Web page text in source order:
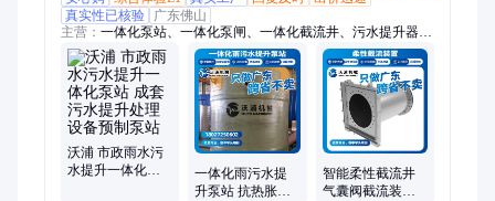
真实性已核验
广东佛山
主营： 一体化泵站、一体化泵闸、一体化截流井、污水提升器、
液压堰门、污水处理、智能防倒灌器、调蓄池设备、粉碎性格栅
机、闸门、排涝泵站、一体化供水泵站
沃浦 市政雨水污
水提升一体化泵
一体化雨污水提
升泵站 抗热胀冷
智能柔性截流井
气囊阀截流装置